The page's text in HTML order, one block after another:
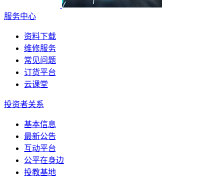
服务中心
资料下载
维修服务
常见问题
订货平台
云课堂
投资者关系
基本信息
最新公告
互动平台
公平在身边
投教基地